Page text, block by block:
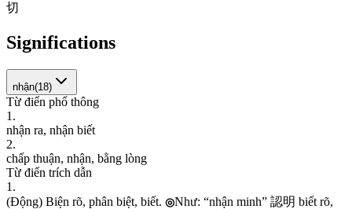
切
Significations
nhận(18)
Từ điển phổ thông
1 .
nhận ra, nhận biết
2.
chấp thuận, nhận, bằng lòng
Từ điển trích dẫn
1 .
(Động) Biện rõ, phân biệt, biết. ◎Như: “nhận minh” 認明 biết rõ,